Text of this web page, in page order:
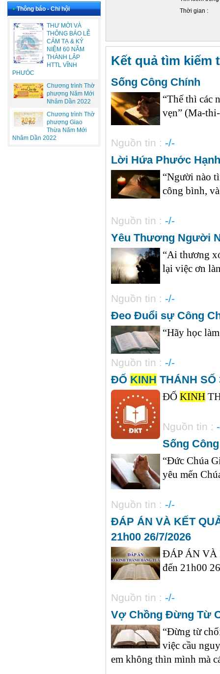
• Thông báo - Chi hội
THƯ MỜI VÀ
THÔNG BÁO LỄ
CẢM TẠ & KỶ
NIỆM 60 NĂM
THÀNH LẬP
HTTL VĨNH
PHƯÓC
Chương trình Thờ
phượng Năm Mới
Nhâm Dần 2022
Chương trình Thờ
phượng Giao
Thừa Năm Mới
Nhâm Dần 2022
Thời gian :
Kết quả tìm kiếm
Sống Công Chính
“Thế thì các
vẹn” (Ma-
Nguồn tin : -/-
Lời Hứa Phước Hạnh
“Người nào
công bình,
Nguồn tin : -/-
Yêu Thương Người
“Ai thương
lại việc ơn
Nguồn tin : -/-
Đeo Đuổi sự Công
“Hãy học
Nguồn tin : -/-
ĐỐ KINH THÁNH SỐ
ĐỐ KINH
Nguồn tin :
Sống
“Đức Chúa
yêu mến
Nguồn tin : -/-
ĐÁP ÁN VÀ KẾT
21h00 26/7/2026
ĐÁP ÁN
đến 21h00
Nguồn tin : -/-
Vợ Chồng Đừng Từ
“Đừng từ
việc cầu
em không thìn mình mà